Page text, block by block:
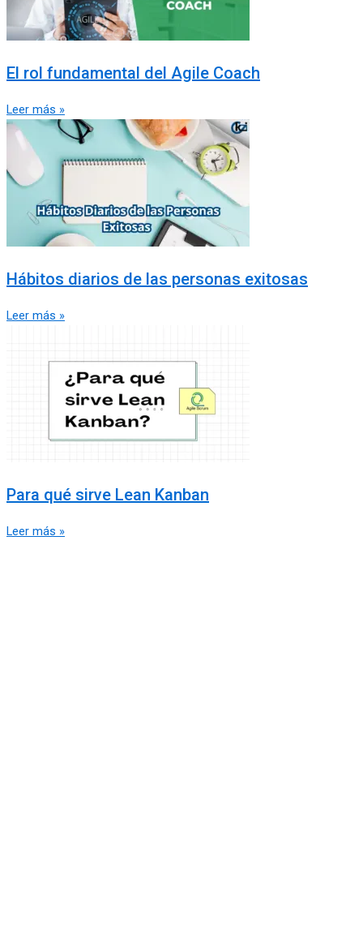
El rol fundamental del Agile Coach
Leer más »
Hábitos diarios de las personas exitosas
Leer más »
Para qué sirve Lean Kanban
Leer más »